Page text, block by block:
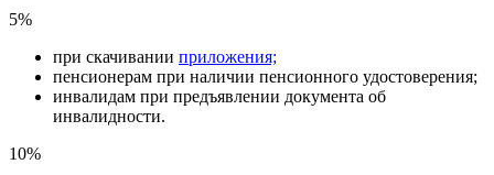
5%
при скачивании приложения;
пенсионерам при наличии пенсионного удостоверения;
инвалидам при предъявлении документа об
инвалидности.
10%